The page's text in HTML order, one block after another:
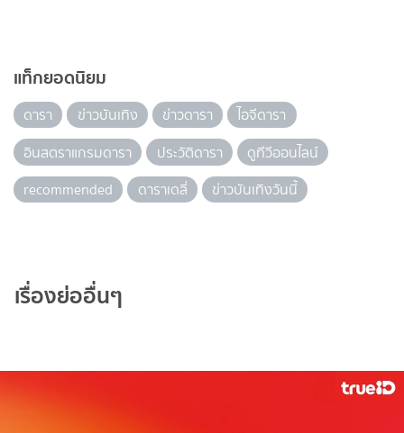
แท็กยอดนิยม
ดารา ข่าวบันเทิง ข่าวดารา
ไอจีดารา
อินสตราแกรมดารา
ประวัติดารา
ดูทีวีออนไลน์
recommended
ดาราเดลี่ ข่าวบันเทิงวันนี้
เรื่องย่ออื่นๆ